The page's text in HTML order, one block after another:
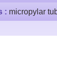
: micropylar